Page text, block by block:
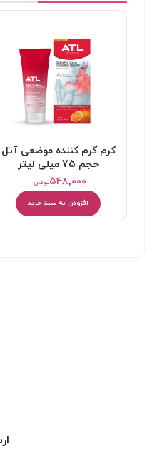
کرم ضد آفتاب
پاک کننده
کرم گرم کننده موضعی آتل
حجم 75 میلی لیتر
تومان۵۴۸,۰۰۰
افزودن به سبد خرید